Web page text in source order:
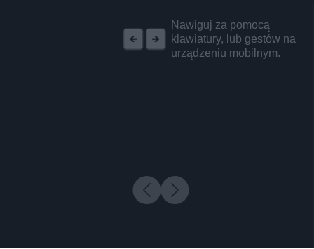
Nawiguj za pomocą
klawiatury, lub gestów na
urządzeniu mobilnym.